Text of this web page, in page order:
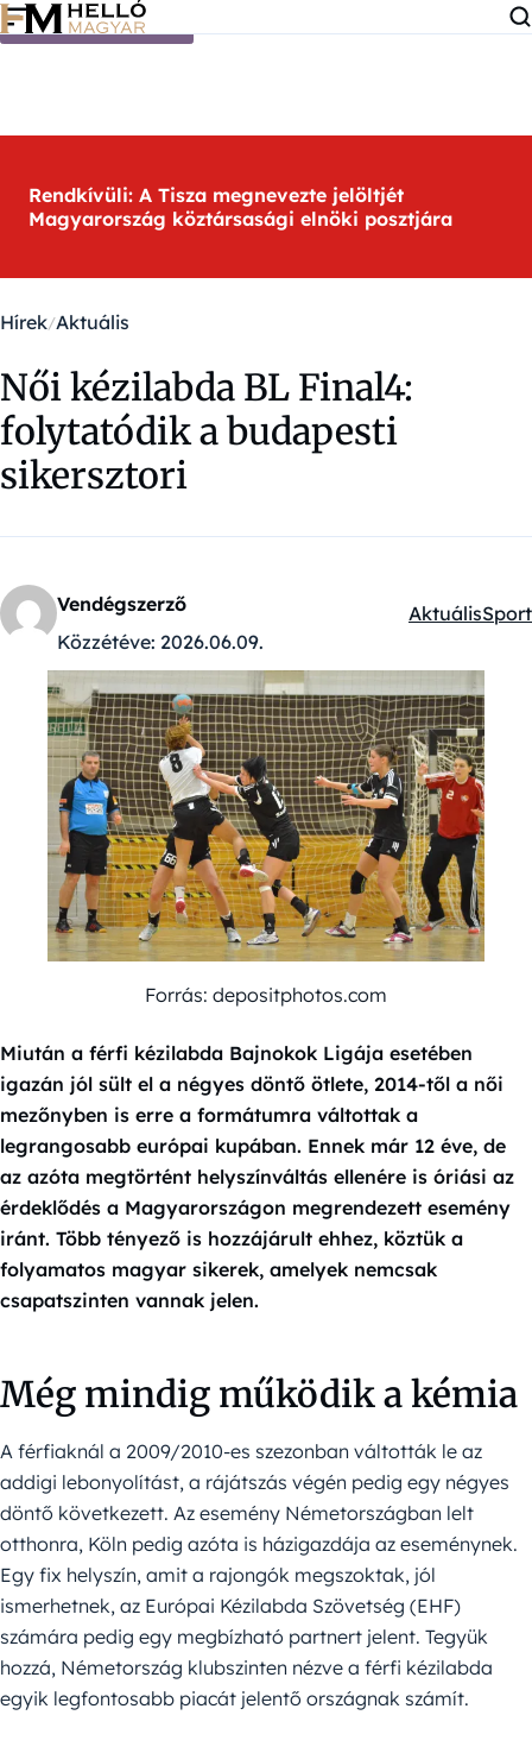
Ugrás a tartalomra
Rendkívüli: A Tisza megnevezte jelöltjét
Magyarország köztársasági elnöki posztjára
Hírek Aktuális
Női kézilabda BL Final4:
folytatódik a budapesti
sikersztori
Vendégszerző
Közzétéve: 2026.06.09.
Kategóriák:
AktuálisSport
Forrás: depositphotos.com
Miután a férfi kézilabda Bajnokok Ligája esetében
igazán jól sült el a négyes döntő ötlete, 2014-től a női
mezőnyben is erre a formátumra váltottak a
legrangosabb európai kupában. Ennek már 12 éve, de
az azóta megtörtént helyszínváltás ellenére is óriási az
érdeklődés a Magyarországon megrendezett esemény
iránt. Több tényező is hozzájárult ehhez, köztük a
folyamatos magyar sikerek, amelyek nemcsak
csapatszinten vannak jelen.
Még mindig működik a kémia
A férfiaknál a 2009/2010-es szezonban váltották le az
addigi lebonyolítást, a rájátszás végén pedig egy négyes
döntő következett. Az esemény Németországban lelt
otthonra, Köln pedig azóta is házigazdája az eseménynek.
Egy fix helyszín, amit a rajongók megszoktak, jól
ismerhetnek, az Európai Kézilabda Szövetség (EHF)
számára pedig egy megbízható partnert jelent. Tegyük
hozzá, Németország klubszinten nézve a férfi kézilabda
egyik legfontosabb piacát jelentő országnak számít.